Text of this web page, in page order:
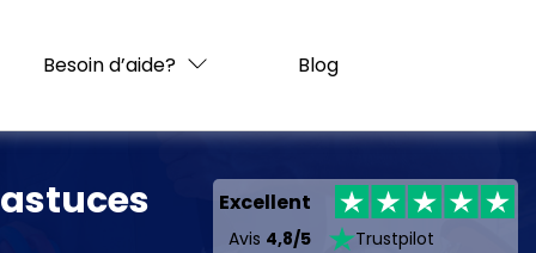
Besoin d’aide? Blog
Excellent
Avis 4,8/5 Trustpilot